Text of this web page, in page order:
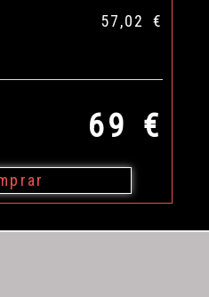
57,02 €
69 €